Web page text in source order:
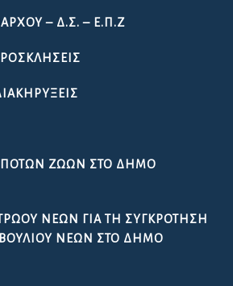
– Δ.Σ. – Ε.Π.Ζ
ΖΏΩΝ ΣΤΟ ΔΉΜΟ
ΝΈΩΝ ΓΙΑ ΤΗ ΣΥΓΚΡΌΤΗΣΗ
ΝΈΩΝ ΣΤΟ ΔΉΜΟ